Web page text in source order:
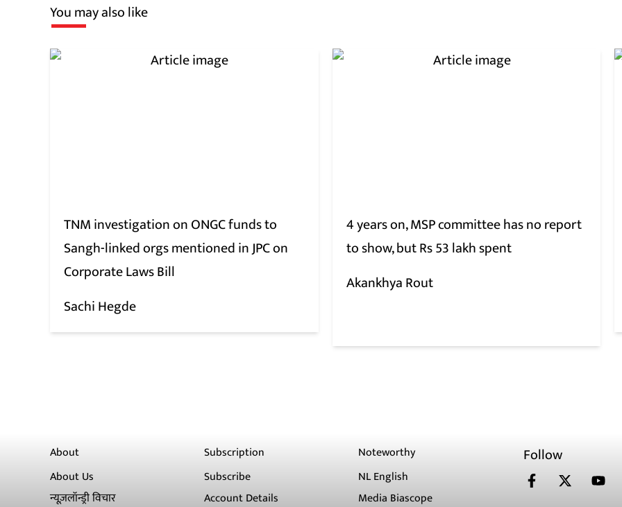
You may also like
TNM investigation on ONGC funds to
Sangh-linked orgs mentioned in JPC on
Corporate Laws Bill
Sachi Hegde
4 years on, MSP committee has no report
to show, but Rs 53 lakh spent
Akankhya Rout
About
About Us
न्यूज़लॉन्ड्री विचार
Subscription
Subscribe
Account Details
Noteworthy
NL English
Media Biascope
Follow